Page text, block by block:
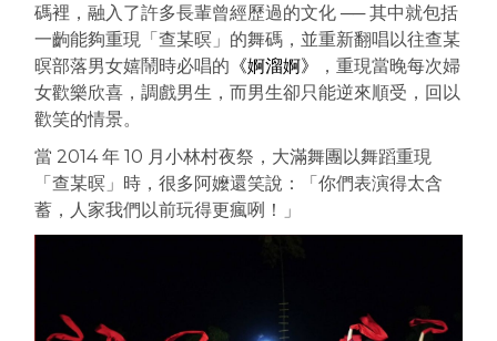
碼裡，融入了許多長輩曾經歷過的文化 ── 其中就包括
一齣能夠重現「查某暝」的舞碼，並重新翻唱以往查某
暝部落男女嬉鬧時必唱的 《婀溜婀》 ，重現當晚每次婦
女歡樂欣喜，調戲男生，而男生卻只能逆來順受，回以
歡笑的情景。
當 2014 年 10 月小林村夜祭，大滿舞團以舞蹈重現
「查某暝」時，很多阿嬤還笑說：「你們表演得太含
蓄，人家我們以前玩得更瘋咧！」